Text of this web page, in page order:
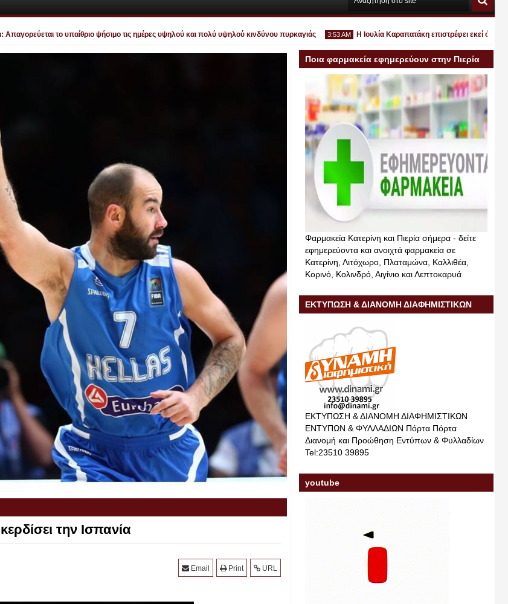
το υπαίθριο ψήσιμο τις ημέρες υψηλού και πολύ υψηλού κινδύνου πυρκαγιάς 3:53 AM
30 Ιουλ
2026
Η Ιουλία Καραπατάκη επιστρέφει εκεί όπου
την Ισπανία
URL
Print
Email
Ποια φαρμακεία εφημερεύουν στην Πιερία
σήμερα
Φαρμακεία Κατερίνη και Πιερία σήμερα - δείτε
εφημερεύοντα και ανοιχτά φαρμακεία σε
Κατερίνη, Λιτόχωρο, Πλαταμώνα, Καλλιθέα,
Κορινό, Κολινδρό, Αιγίνιο και Λεπτοκαρυά
ΕΚΤΥΠΩΣΗ & ΔΙΑΝΟΜΗ ΔΙΑΦΗΜΙΣΤΙΚΩΝ
ΕΚΤΥΠΩΣΗ & ΔΙΑΝΟΜΗ ΔΙΑΦΗΜΙΣΤΙΚΩΝ
ΕΝΤΥΠΩΝ & ΦΥΛΛΑΔΙΩΝ Πόρτα Πόρτα
Διανομή και Προώθηση Εντύπων & Φυλλαδίων
Tel:23510 39895
youtube